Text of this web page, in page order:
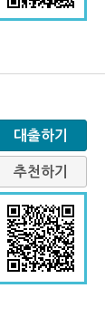
대출하기
추천하기